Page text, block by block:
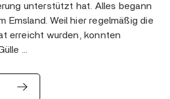
unterstützt hat. Alles begann
Emsland. Weil hier regelmäßig die
erreicht wurden, konnten
…